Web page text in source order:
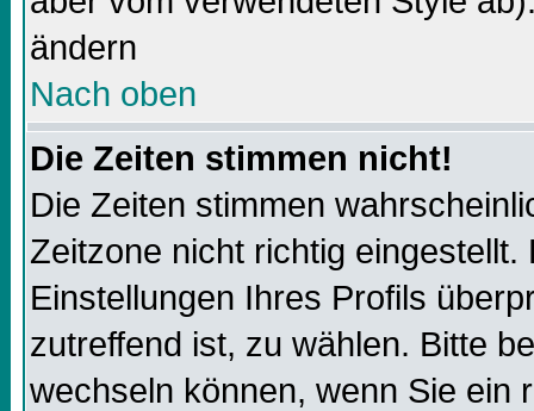
ändern
Nach oben
Die Zeiten stimmen nicht!
Die Zeiten stimmen
Zeitzone nicht richtig
Einstellungen Ihres Profils
zutreffend ist, zu wählen. Bitte
wechseln können, wenn Sie ein